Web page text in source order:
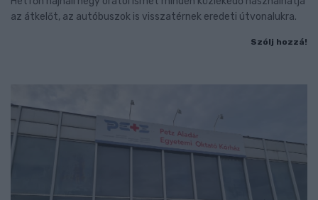
az átkelőt, az autóbuszok is visszatérnek eredeti útvonalukra.
Szólj hozzá!